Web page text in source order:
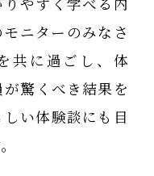
やすく学べる内
ニターのみなさ
共に過ごし、体
驚くべき結果を
い体験談にも目